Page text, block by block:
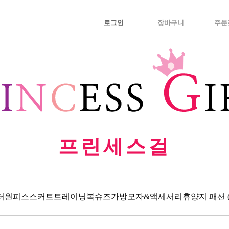
로그인 장바구니 주문
프린세스걸
원피스스커트 트레이닝복슈즈가방모자&액세서리 휴양지 패션